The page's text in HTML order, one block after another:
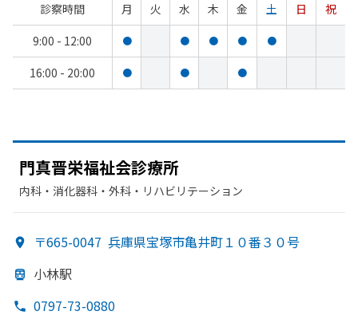
診察時間 月 火 水 木 金 土 日
祝
9:00 - 12:00
● ● ● ● ●
16:00 - 20:00 ● ● ●
門真晋栄福祉会診療所
内科・​消化器科・​外科・​リハビリテーション
〒665-0047 兵庫県宝塚市亀井町１０番３０号
小林駅
0797-73-0880